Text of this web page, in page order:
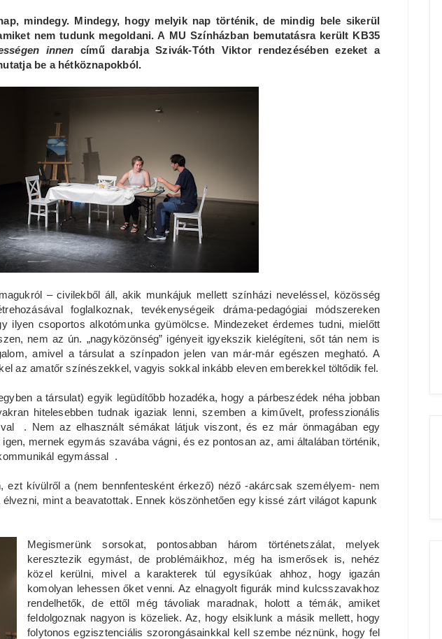
mindegy. Mindegy, hogy melyik nap történik, de mindig bele sikerül
nem tudunk megoldani. A MU Színházban bemutatásra került KB35
innen című darabja Szivák-Tóth Viktor rendezésében ezeket a
be a hétköznapokból.
– civilekből áll, akik munkájuk mellett színházi neveléssel, közösség
foglalkoznak, tevékenységeik dráma-pedagógiai módszereken
ilyen csoportos alkotómunka gyümölcse. Mindezeket érdemes tudni, mielőtt
nem az ún. „nagyközönség” igényeit igyekszik kielégíteni, sőt tán nem is
amivel a társulat a színpadon jelen van már-már egészen megható. A
az amatőr színészekkel, vagyis sokkal inkább eleven emberekkel töltődik fel.
a társulat) egyik legüdítőbb hozadéka, hogy a párbeszédek néha jobban
hitelesebben tudnak igaziak lenni, szemben a kiművelt, professzionális
. Nem az elhasznált sémákat látjuk viszont, és ez már önmagában egy
mernek egymás szavába vágni, és ez pontosan az, ami általában történik,
egymással .
ezt kívülről a (nem bennfentesként érkező) néző -akárcsak személyem- nem
mint a beavatottak. Ennek köszönhetően egy kissé zárt világot kapunk
Megismerünk sorsokat, pontosabban három történetszálat, melyek
keresztezik egymást, de problémáikhoz, még ha ismerősek is, nehéz
közel kerülni, mivel a karakterek túl egysíkúak ahhoz, hogy igazán
komolyan lehessen őket venni. Az elnagyolt figurák mind kulcsszavakhoz
rendelhetők, de ettől még távoliak maradnak, holott a témák, amiket
feldolgoznak nagyon is közeliek. Az, hogy elsiklunk a másik mellett, hogy
folytonos egzisztenciális szorongásainkkal kell szembe néznünk, hogy fel